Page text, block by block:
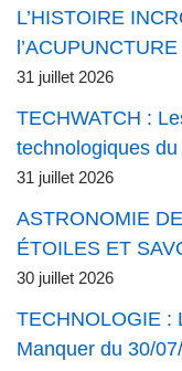
L’HISTOIRE
31 juillet 2026
TECHWATCH :
technologiques
31 juillet 2026
ASTRONOMIE
ÉTOILES ET
30 juillet 2026
TECHNOLOGIE :
Manquer du 30/